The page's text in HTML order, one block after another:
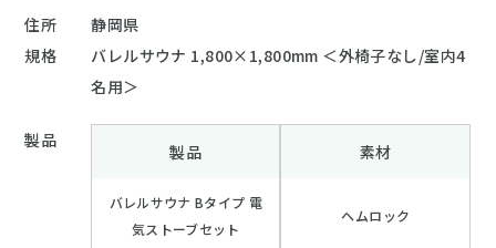
住所
静岡県
規格
バレルサウナ 1,800×1,800mm ＜外椅子なし/室内4
名用＞
製品
製品 素材
バレルサウナ Bタイプ 電
気ストーブセット
ヘムロック